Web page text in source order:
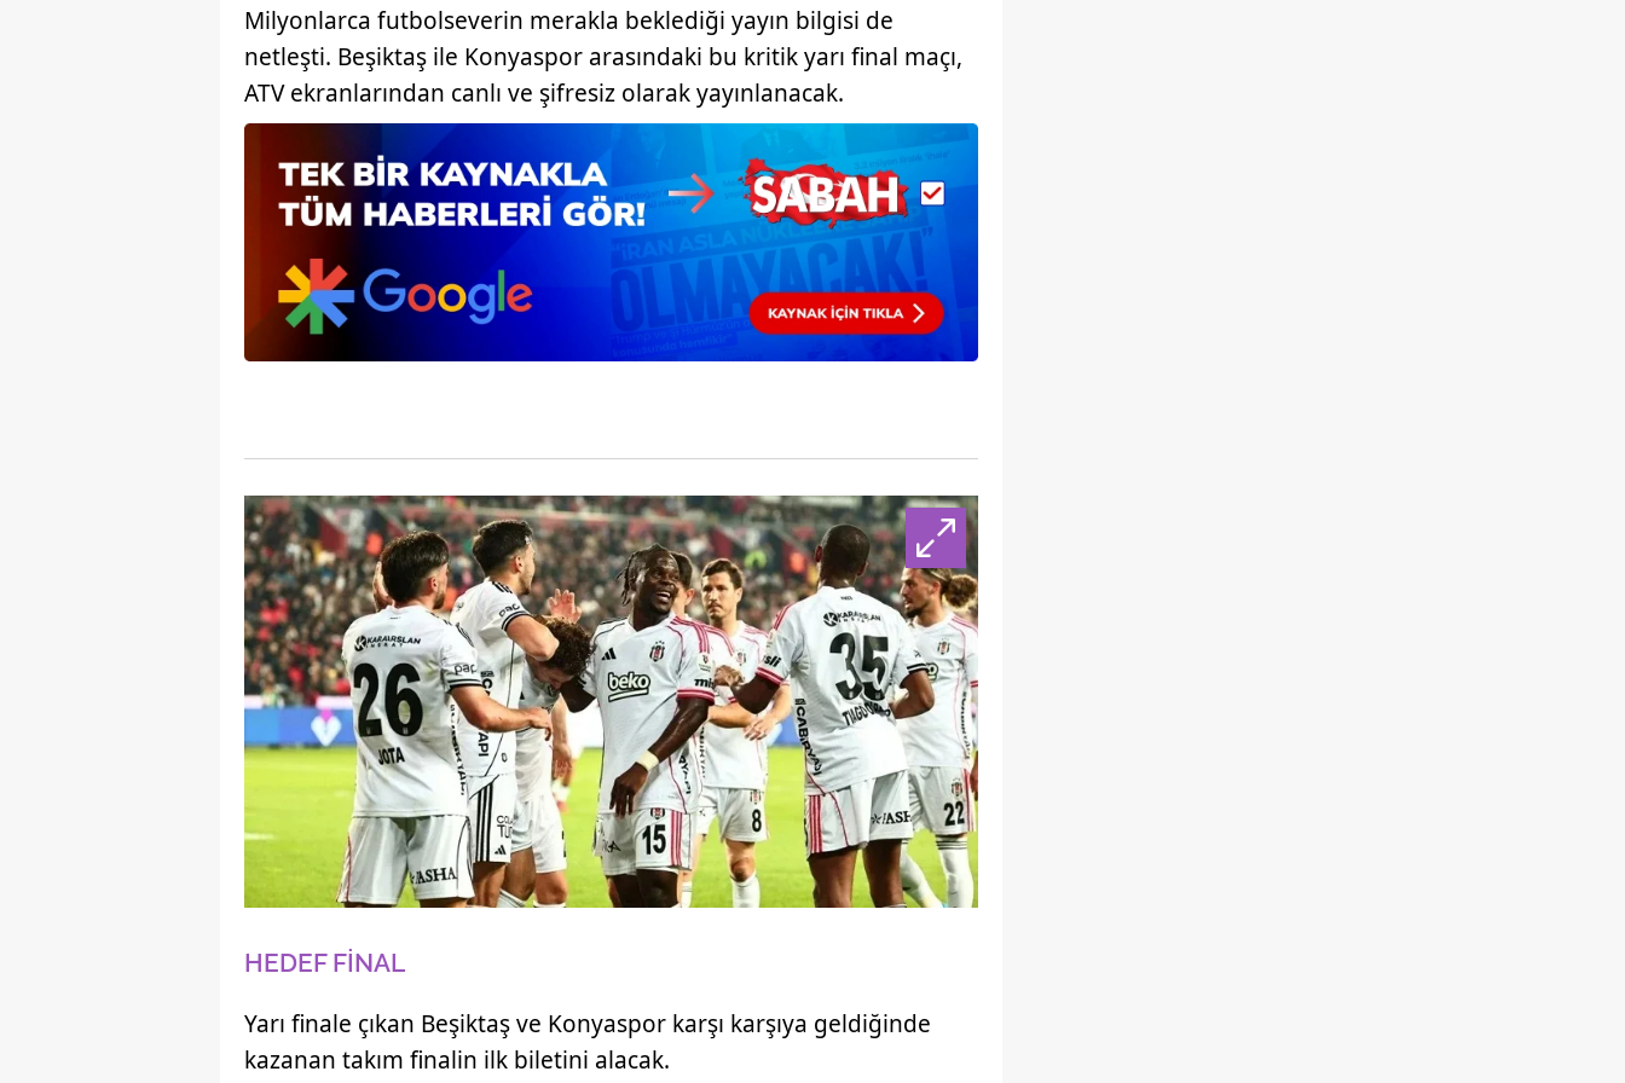
mevzuata uygun olarak kullanılan çerezlerle ilgili bilgi almak için lütfentıklayınız
Milyonlarca futbolseverin merakla beklediği yayın bilgisi de
netleşti. Beşiktaş ile Konyaspor arasındaki bu kritik yarı final maçı,
ATV ekranlarından canlı ve şifresiz olarak yayınlanacak.
HEDEF FİNAL
Yarı finale çıkan Beşiktaş ve Konyaspor karşı karşıya geldiğinde
kazanan takım finalin ilk biletini alacak.